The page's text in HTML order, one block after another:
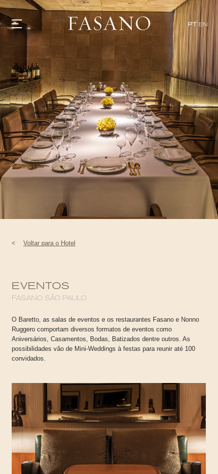
PT EN
GASTRONOMIA
HOTÉIS
EXPERIÊNCIAS
EVENTOS
VILLAS
SHOP | SELEZIONE
DESCUBRA
WHAT'S COOKING
CORRIERE
HISTÓRIA
SUSTENTABILIDADE
CONTATO
< Voltar para o Hotel
EVENTOS
FASANO SÃO PAULO
O Baretto, as salas de eventos e os restaurantes Fasano e Nonno
Ruggero comportam diversos formatos de eventos como
Aniversários, Casamentos, Bodas, Batizados dentre outros. As
possibilidades vão de Mini-Weddings à festas para reunir até 100
convidados.